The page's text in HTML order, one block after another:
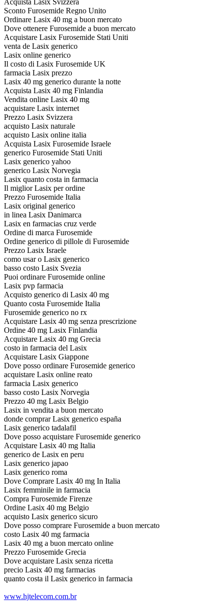
Sconto Furosemide Regno Unito
Ordinare Lasix 40 mg a buon mercato
Dove ottenere Furosemide a buon mercato
Acquistare Lasix Furosemide Stati Uniti
venta de Lasix generico
Lasix online generico
Il costo di Lasix Furosemide UK
farmacia Lasix prezzo
Lasix 40 mg generico durante la notte
Acquista Lasix 40 mg Finlandia
Vendita online Lasix 40 mg
acquistare Lasix internet
Prezzo Lasix Svizzera
acquisto Lasix naturale
acquisto Lasix online italia
Acquista Lasix Furosemide Israele
generico Furosemide Stati Uniti
Lasix generico yahoo
generico Lasix Norvegia
Lasix quanto costa in farmacia
Il miglior Lasix per ordine
Prezzo Furosemide Italia
Lasix original generico
in linea Lasix Danimarca
Lasix en farmacias cruz verde
Ordine di marca Furosemide
Ordine generico di pillole di Furosemide
Prezzo Lasix Israele
como usar o Lasix generico
basso costo Lasix Svezia
Puoi ordinare Furosemide online
Lasix pvp farmacia
Acquisto generico di Lasix 40 mg
Quanto costa Furosemide Italia
Furosemide generico no rx
Acquistare Lasix 40 mg senza prescrizione
Ordine 40 mg Lasix Finlandia
Acquistare Lasix 40 mg Grecia
costo in farmacia del Lasix
Acquistare Lasix Giappone
Dove posso ordinare Furosemide generico
acquistare Lasix online reato
farmacia Lasix generico
basso costo Lasix Norvegia
Prezzo 40 mg Lasix Belgio
Lasix in vendita a buon mercato
donde comprar Lasix generico españa
Lasix generico tadalafil
Dove posso acquistare Furosemide generico
Acquistare Lasix 40 mg Italia
generico de Lasix en peru
Lasix generico japao
Lasix generico roma
Dove Comprare Lasix 40 mg In Italia
Lasix femminile in farmacia
Compra Furosemide Firenze
Ordine Lasix 40 mg Belgio
acquisto Lasix generico sicuro
Dove posso comprare Furosemide a buon mercato
costo Lasix 40 mg farmacia
Lasix 40 mg a buon mercato online
Prezzo Furosemide Grecia
Dove acquistare Lasix senza ricetta
precio Lasix 40 mg farmacias
quanto costa il Lasix generico in farmacia
www.hjtelecom.com.br